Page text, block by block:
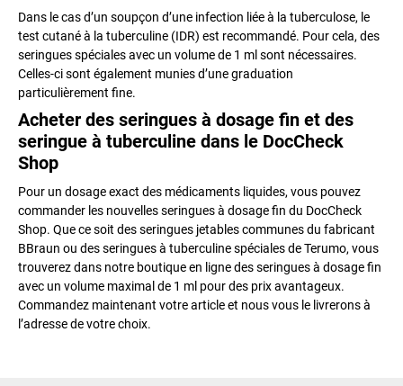
Dans le cas d’un soupçon d’une infection liée à la tuberculose, le
test cutané à la tuberculine (IDR) est recommandé. Pour cela, des
seringues spéciales avec un volume de 1 ml sont nécessaires.
Celles-ci sont également munies d’une graduation
particulièrement fine.
Acheter des seringues à dosage fin et des
seringue à tuberculine dans le DocCheck
Shop
Pour un dosage exact des médicaments liquides, vous pouvez
commander les nouvelles seringues à dosage fin du DocCheck
Shop. Que ce soit des seringues jetables communes du fabricant
BBraun ou des seringues à tuberculine spéciales de Terumo, vous
trouverez dans notre boutique en ligne des seringues à dosage fin
avec un volume maximal de 1 ml pour des prix avantageux.
Commandez maintenant votre article et nous vous le livrerons à
l’adresse de votre choix.